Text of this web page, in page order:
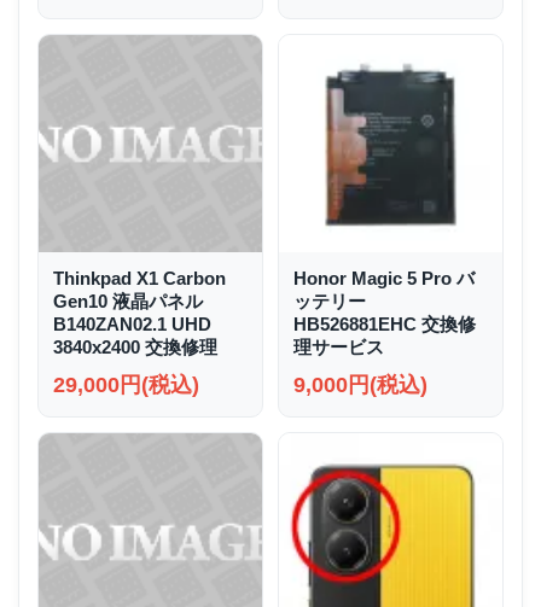
Thinkpad X1 Carbon
Gen10 液晶パネル
B140ZAN02.1 UHD
3840x2400 交換修理
29,000円(税込)
Honor Magic 5 Pro バ
ッテリー
HB526881EHC 交換修
理サービス
9,000円(税込)